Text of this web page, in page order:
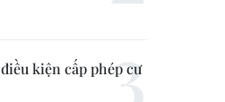
kiện cấp phép cư